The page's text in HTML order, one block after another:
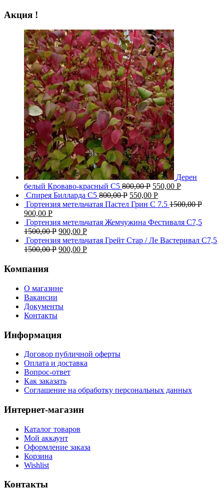
Акция !
Дерен
белый Кроваво-красный С5 800,00Р 550,00 Р
Спирея Билларда С5 800,00Р 550,00 Р
Гортензия метельчатая Пастел Грин C 7.5 1500,00Р
900,00 Р
Гортензия метельчатая Жемчужина Фестиваля С7,5
1500,00Р 900,00 Р
Гортензия метельчатая Грейт Стар / Ле Вастеривал С7,5
1500,00Р 900,00 Р
Компания
О магазине
Вакансии
Документы
Контакты
Информация
Договор публичной оферты
Оплата и доставка
Вопрос-ответ
Как заказать
Соглашение на обработку персональных данных
Интернет-магазин
Каталог товаров
Мой аккаунт
Оформление заказа
Корзина
Wishlist
Контакты